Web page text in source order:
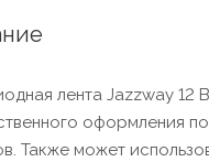
лента Jazzway 12
оформления
Также может